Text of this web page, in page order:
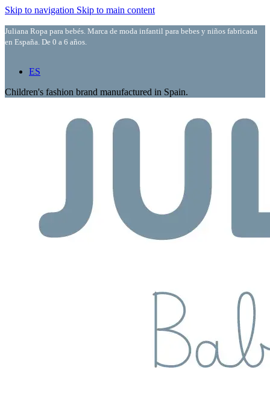
Skip to navigation Skip to main content
Juliana Ropa para bebés. Marca de moda infantil para bebes y niños fabricada
en España. De 0 a 6 años.
ES
Children's fashion brand manufactured in Spain.